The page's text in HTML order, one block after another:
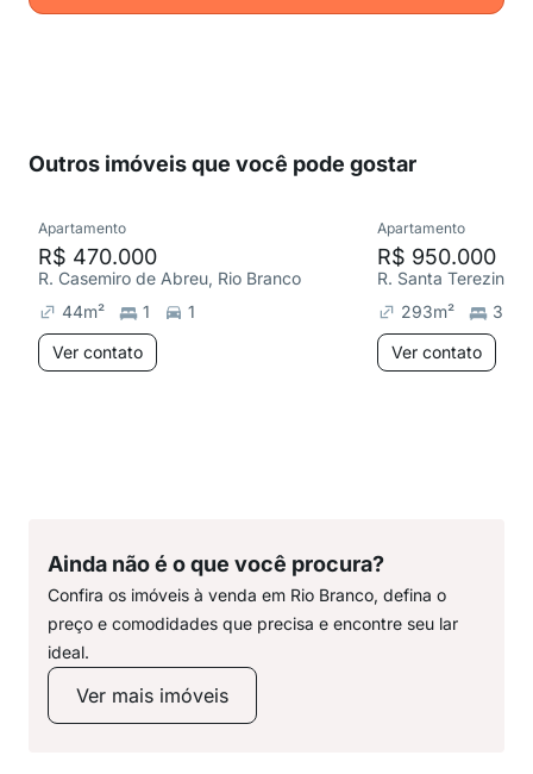
Outros imóveis que você pode gostar
Apartamento
R$ 470.000
R. Casemiro de Abreu, Rio Branco
44m² 1
1
Ver contato
Apartamento
R$ 950.000
R. Santa
293m²
3
Ver contato
Ainda não é o que você procura?
Confira os imóveis à venda em Rio Branco, defina o
preço e comodidades que precisa e encontre seu lar
ideal.
Ver mais imóveis